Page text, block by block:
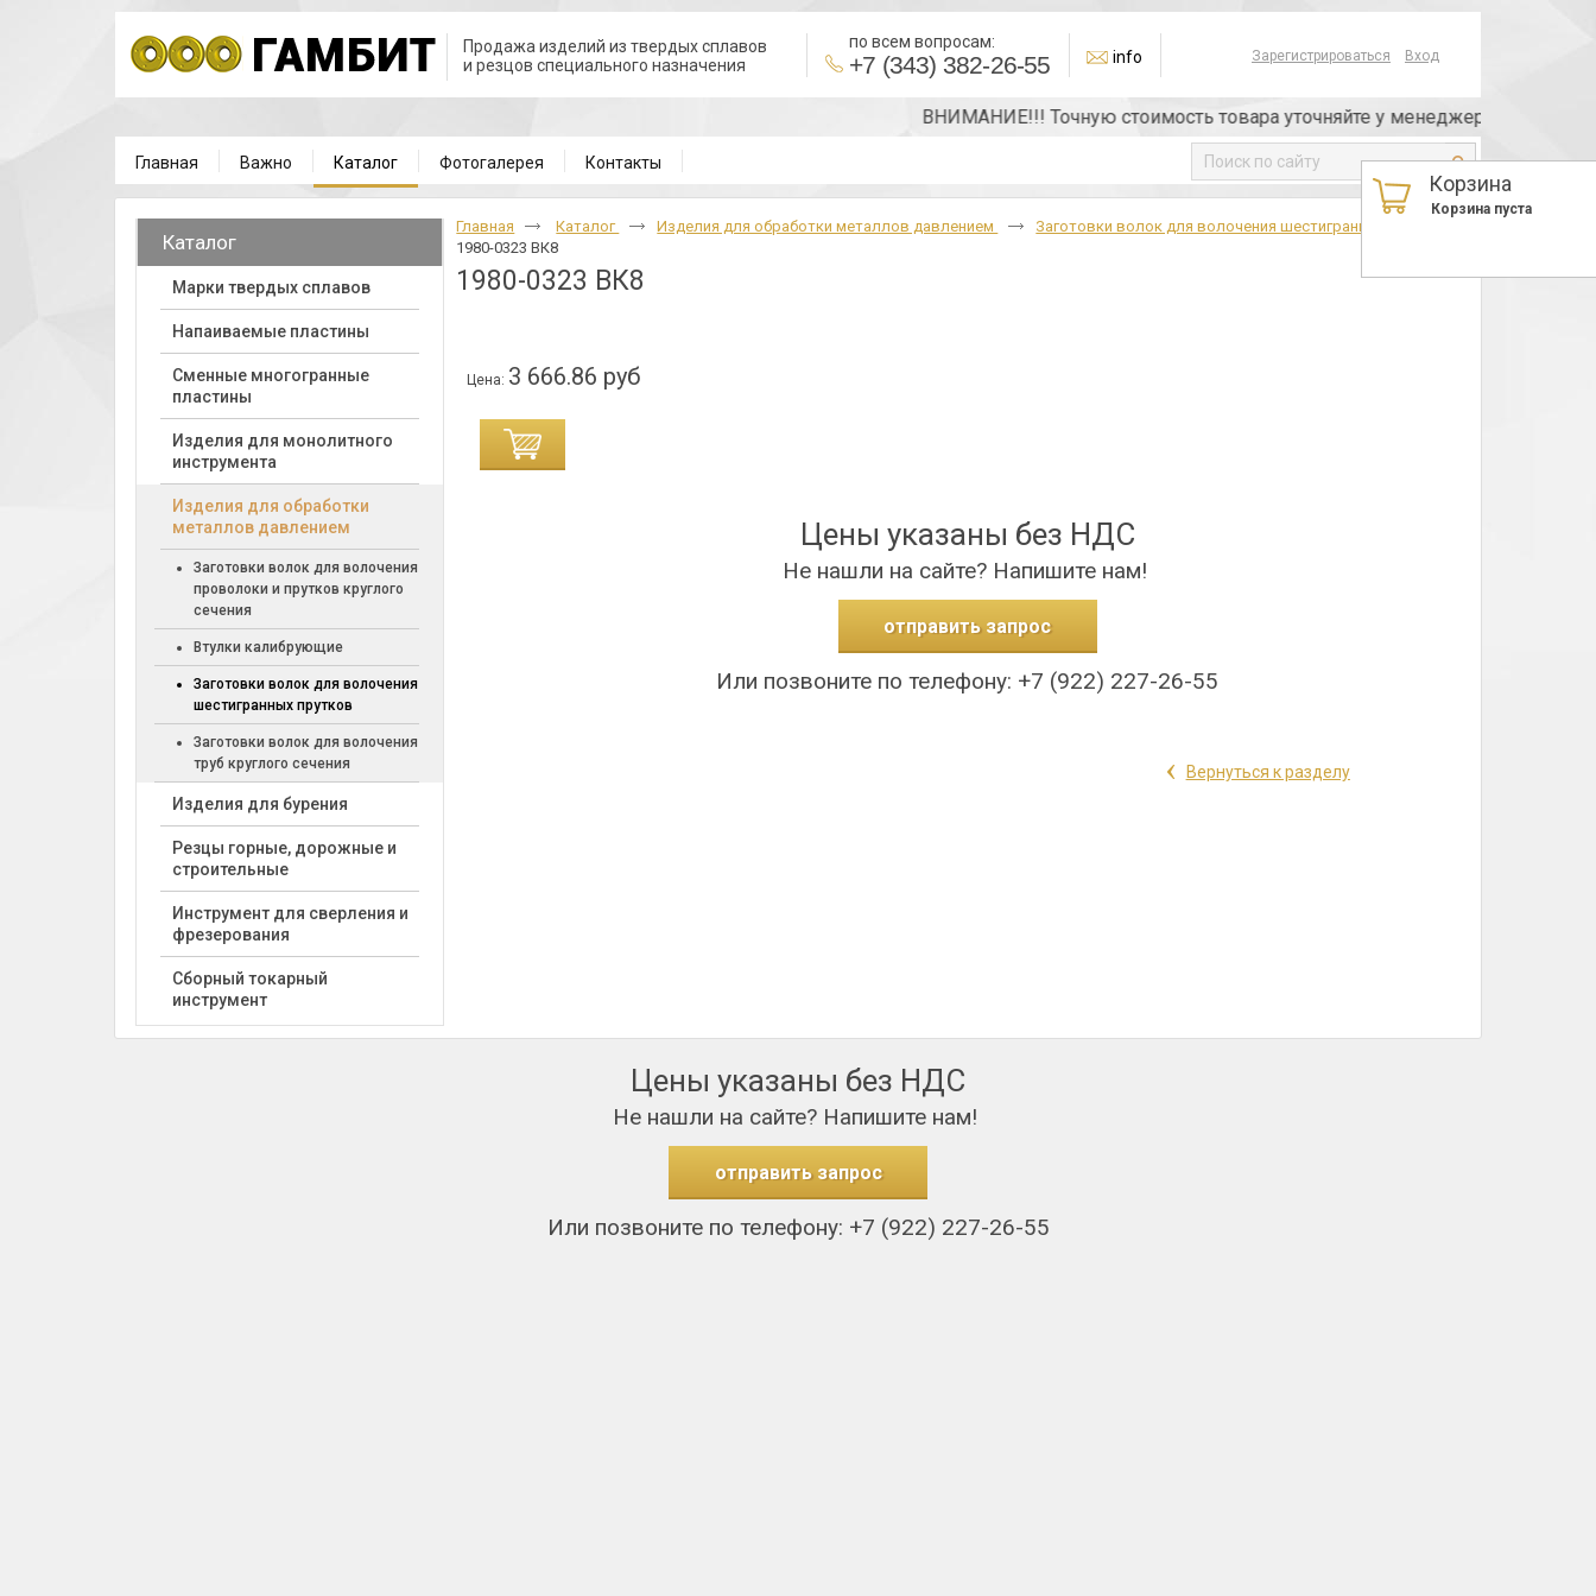
Зарегистрироваться Вход
Продажа изделий из твердых сплавов
и резцов специального назначения
по всем вопросам:
+7 (343) 382-26-55 info
ВНИМАНИЕ!!! Точную стоимость товара уточняйте у менеджера или по
Главная Важно Каталог Фотогалерея Контакты
Корзина
Корзина пуста
Каталог
Марки твердых сплавов
Напаиваемые пластины
Cменные многогранные
пластины
Изделия для монолитного
инструмента
Изделия для обработки
металлов давлением
Заготовки волок для волочения
проволоки и прутков круглого
сечения
Втулки калибрующие
Заготовки волок для волочения
шестигранных прутков
Заготовки волок для волочения
труб круглого сечения
Изделия для бурения
Резцы горные, дорожные и
строительные
Инструмент для сверления и
фрезерования
Сборный токарный
инструмент
Главная Каталог Изделия для обработки металлов давлением
Заготовки волок для волочения шестигранных прутков
1980-0323 ВК8
1980-0323 ВК8
Цена: 3 666.86 руб
Цены указаны без НДС
Не нашли на сайте? Напишите нам!
отправить запрос
Или позвоните по телефону: +7 (922) 227-26-55
‹ Вернуться к разделу
Цены указаны без НДС
Не нашли на сайте? Напишите нам!
отправить запрос
Или позвоните по телефону: +7 (922) 227-26-55